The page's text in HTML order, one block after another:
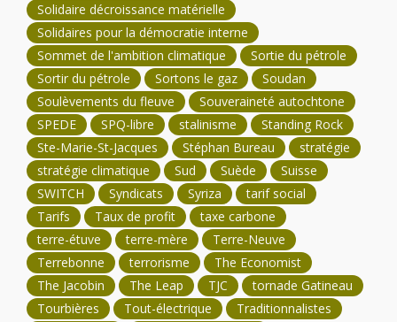
Solidaire décroissance matérielle
Solidaires pour la démocratie interne
Sommet de l'ambition climatique
Sortie du pétrole
Sortir du pétrole
Sortons le gaz
Soudan
Soulèvements du fleuve
Souveraineté autochtone
SPEDE
SPQ-libre stalinisme
Standing Rock
Ste-Marie-St-Jacques
Stéphan Bureau
stratégie
stratégie climatique
Sud Suède
Suisse
SWITCH
Syndicats Syriza
tarif social
Tarifs
Taux de profit
taxe carbone
terre-étuve
terre-mère
Terre-Neuve
Terrebonne
terrorisme
The Economist
The Jacobin
The Leap TJC
tornade Gatineau
Tourbières
Tout-électrique
Traditionnalistes